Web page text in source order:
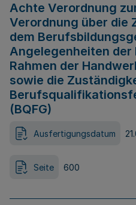
Achte Verordnung
Verordnung über die
dem
Angelegenheiten der
Rahmen der
sowie die
(BQFG)
Ausfertigungsdatum
Seite 600